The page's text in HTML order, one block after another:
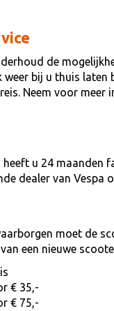
de
bij u thuis
Neem voor
heeft u 24
dealer van
moet de
een nieuwe
€ 35,-
€ 75,-